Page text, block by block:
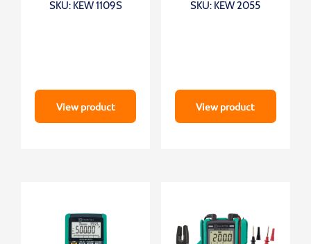
SKU: KEW 1109S
View product
SKU: KEW 2055
View product